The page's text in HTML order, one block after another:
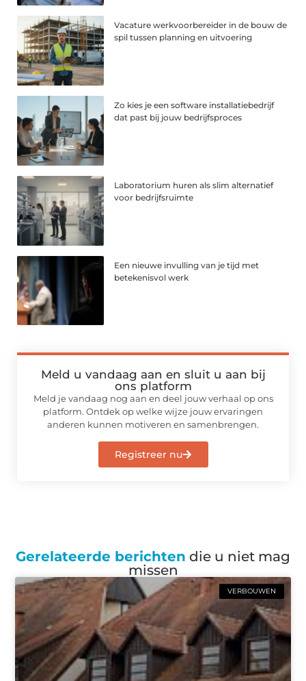
Vacature werkvoorbereider in de bouw de
spil tussen planning en uitvoering
Zo kies je een software installatiebedrijf
dat past bij jouw bedrijfsproces
Laboratorium huren als slim alternatief
voor bedrijfsruimte
Een nieuwe invulling van je tijd met
betekenisvol werk
Meld u vandaag aan en sluit u aan bij
ons platform
Meld je vandaag nog aan en deel jouw verhaal op ons
platform. Ontdek op welke wijze jouw ervaringen
anderen kunnen motiveren en samenbrengen.
Registreer nu
Gerelateerde berichten die u niet mag
missen
VERBOUWEN